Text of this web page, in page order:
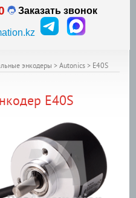
Заказать звонок
энкодеры > Autonics > E40S
E40S